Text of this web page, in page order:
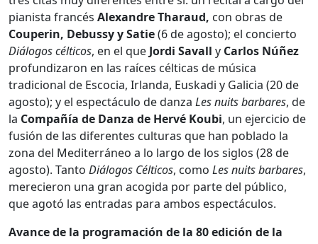
pianista francés Alexandre Tharaud, con obras de
Couperin, Debussy y Satie(6 de agosto); el concierto
Diálogos célticos, en el que Jordi Savall y Carlos Núñez
profundizaron en las raíces célticas de música
tradicional de Escocia, Irlanda, Euskadi y Galicia (20 de
agosto); y el espectáculo de danza Les nuits barbares, de
la Compañía de Danza de Hervé Koubi, un ejercicio de
fusión de las diferentes culturas que han poblado la
zona del Mediterráneo a lo largo de los siglos (28 de
agosto). Tanto Diálogos Célticos, como Les nuits barbares,
merecieron una gran acogida por parte del público,
que agotó las entradas para ambos espectáculos.
Avance de la programación de la 80 edición de la